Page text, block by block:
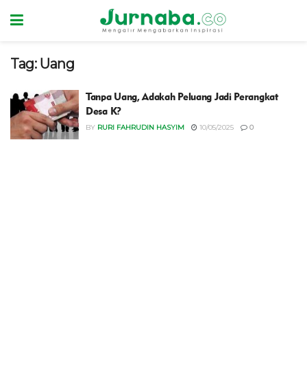
Tag: Uang
Tanpa Uang, Adakah Peluang Jadi Perangkat
Desa K?
BY RURI FAHRUDIN HASYIM 10/05/2025 0